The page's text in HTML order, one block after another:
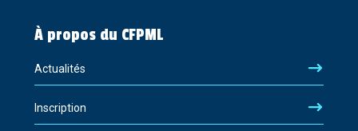
À propos du CFPML
Actualités
Inscription